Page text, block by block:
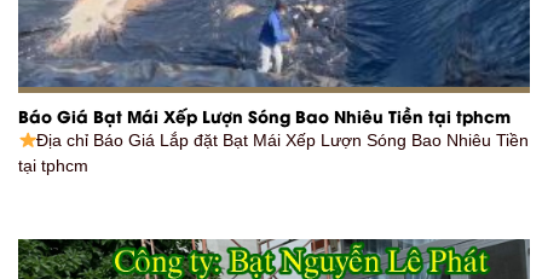
Báo Giá Bạt Mái Xếp Lượn Sóng Bao Nhiêu Tiền tại tphcm
Địa chỉ Báo Giá Lắp đặt Bạt Mái Xếp Lượn Sóng Bao Nhiêu Tiền
tại tphcm